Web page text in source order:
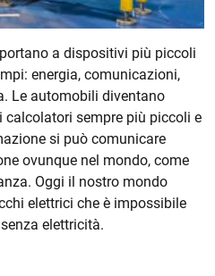
a dispositivi più piccoli
energia, comunicazioni,
Le automobili diventano
calcolatori sempre più piccoli e
si può comunicare
ovunque nel mondo, come
Oggi il nostro mondo
elettrici che è impossibile
elettricità.